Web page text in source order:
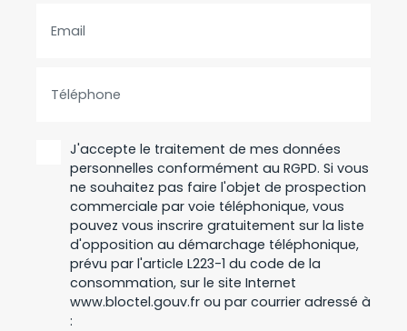
Email
Téléphone
J'accepte le traitement de mes données
personnelles conformément au RGPD. Si vous
ne souhaitez pas faire l'objet de prospection
commerciale par voie téléphonique, vous
pouvez vous inscrire gratuitement sur la liste
d'opposition au démarchage téléphonique,
prévu par l'article L223-1 du code de la
consommation, sur le site Internet
www.bloctel.gouv.fr ou par courrier adressé à
: